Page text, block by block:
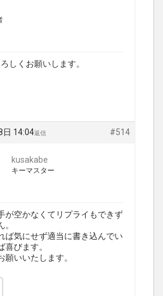
しくお願いします。
日 14:04 #514
返信
kusakabe
キーマスター
が空かなくてリプライもできず
ば気にせず適当に書き込んでい
喜びます。
願いいたします。